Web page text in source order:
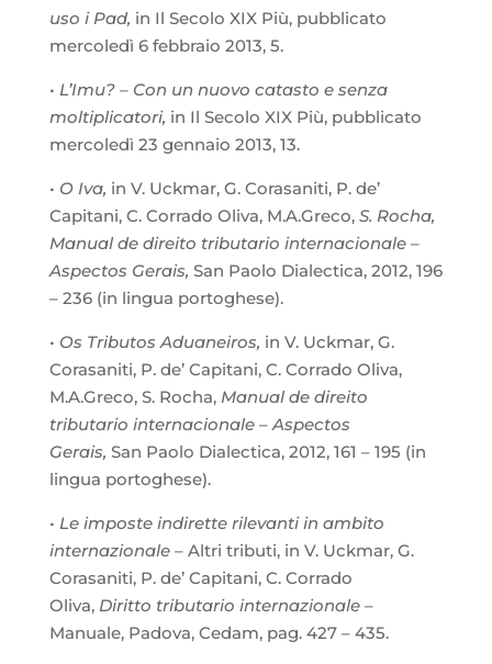
uso i Pad, in Il Secolo XIX Più, pubblicato
mercoledì 6 febbraio 2013, 5.
• L’Imu? – Con un nuovo catasto e senza
moltiplicatori, in Il Secolo XIX Più, pubblicato
mercoledì 23 gennaio 2013, 13.
• O Iva, in V. Uckmar, G. Corasaniti, P. de’
Capitani, C. Corrado Oliva, M.A.Greco,S. Rocha,
Manual de direito tributario internacionale –
Aspectos Gerais, San Paolo Dialectica, 2012, 196
– 236 (in lingua portoghese).
• Os Tributos Aduaneiros, in V. Uckmar, G.
Corasaniti, P. de’ Capitani, C. Corrado Oliva,
M.A.Greco, S. Rocha, Manual de direito
tributario internacionale – Aspectos
Gerais, San Paolo Dialectica, 2012, 161 – 195 (in
lingua portoghese).
• Le imposte indirette rilevanti in ambito
internazionale– Altri tributi, in V. Uckmar, G.
Corasaniti, P. de’ Capitani, C. Corrado
Oliva,Diritto tributario internazionale–
Manuale, Padova, Cedam, pag. 427 – 435.